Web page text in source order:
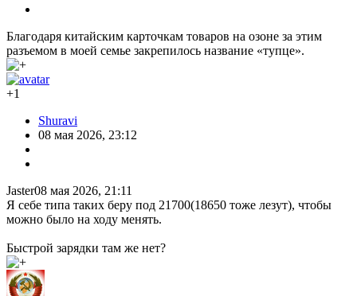
Благодаря китайским карточкам товаров на озоне за этим
разъемом в моей семье закрепилось название «тупце».
+1
Shuravi
08 мая 2026, 23:12
Jaster08 мая 2026, 21:11
Я себе типа таких беру под 21700(18650 тоже лезут), чтобы
можно было на ходу менять.
Быстрой зарядки там же нет?